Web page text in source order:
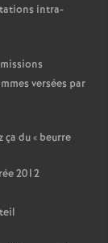
intra-
versées par
ça du « beurre
2012